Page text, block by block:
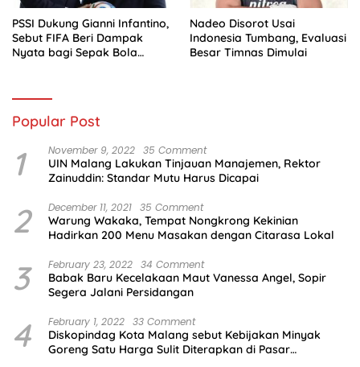
PSSI Dukung Gianni Infantino,
Sebut FIFA Beri Dampak
Nyata bagi Sepak Bola
Nadeo Disorot Usai
Indonesia Tumbang, Evaluasi
Besar Timnas Dimulai
Popular Post
1 November 9, 2022 35 Comment
UIN Malang Lakukan Tinjauan Manajemen, Rektor
Zainuddin: Standar Mutu Harus Dicapai
2 December 11, 2021 35 Comment
Warung Wakaka, Tempat Nongkrong Kekinian
Hadirkan 200 Menu Masakan dengan Citarasa Lokal
3 February 23, 2022 34 Comment
Babak Baru Kecelakaan Maut Vanessa Angel, Sopir
Segera Jalani Persidangan
4 February 1, 2022 33 Comment
Diskopindag Kota Malang sebut Kebijakan Minyak
Goreng Satu Harga Sulit Diterapkan di Pasar